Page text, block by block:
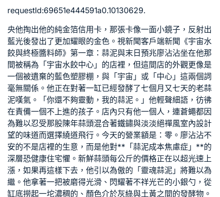
requestId:69651e444591a0.10130629.
央他掏出他的純金箔信用卡，那張卡像一面小鏡子，反射出
藍光後發出了更加耀眼的金色。視新聞客戶端新聞《宇宙水
餃與終極醬料師》第一章：蒜泥與末日預兆廖沾沾坐在他那
間被稱為「宇宙水餃中心」的店裡，但這間店的外觀更像是
一個被遺棄的藍色塑膠棚，與「宇宙」或「中心」這兩個詞
毫無關係。他正在對著一缸已經發酵了七個月又七天的老蒜
泥嘆氣。「你還不夠靈動，我的蒜泥。」他輕聲細語，彷彿
在責備一個不上進的孩子。店內只有他一個人，連蒼蠅都因
為難以忍受那股陳年蒜頭混合著鐵鏽與淡淡絕禪風室內設計
望的味道而選擇繞道飛行。今天的營業額是：零。廖沾沾不
安的不是店裡的生意，而是他對**「蒜泥成本焦慮症」**的
深層恐健康住宅懼。新鮮蒜頭每公斤的價格正在以超光速上
漲，如果再這樣下去，他引以為傲的「靈魂蒜泥」將難以為
繼。他拿著一把被磨得光滑、閃耀著不祥光芒的小銀勺，從
缸底撈起一坨濃稠的、顏色介於灰綠與土黃之間的發酵物。